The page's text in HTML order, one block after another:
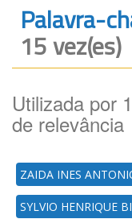
Palavra-
15 vez(es)
Utilizada por
de relevância
ZAIDA INES
SYLVIO HENRIQUE